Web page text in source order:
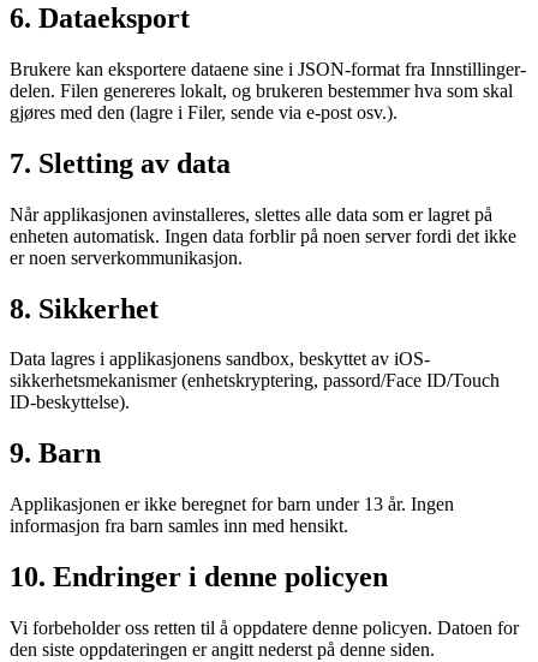
6. Dataeksport
Brukere kan eksportere dataene sine i JSON-format fra Innstillinger-
delen. Filen genereres lokalt, og brukeren bestemmer hva som skal
gjøres med den (lagre i Filer, sende via e-post osv.).
7. Sletting av data
Når applikasjonen avinstalleres, slettes alle data som er lagret på
enheten automatisk. Ingen data forblir på noen server fordi det ikke
er noen serverkommunikasjon.
8. Sikkerhet
Data lagres i applikasjonens sandbox, beskyttet av iOS-
sikkerhetsmekanismer (enhetskryptering, passord/Face ID/Touch
ID-beskyttelse).
9. Barn
Applikasjonen er ikke beregnet for barn under 13 år. Ingen
informasjon fra barn samles inn med hensikt.
10. Endringer i denne policyen
Vi forbeholder oss retten til å oppdatere denne policyen. Datoen for
den siste oppdateringen er angitt nederst på denne siden.